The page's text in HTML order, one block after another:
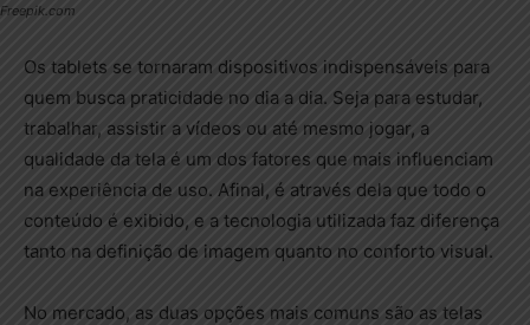
Freepik.com
Os tablets se tornaram dispositivos indispensáveis para
quem busca praticidade no dia a dia. Seja para estudar,
trabalhar, assistir a vídeos ou até mesmo jogar, a
qualidade da tela é um dos fatores que mais influenciam
na experiência de uso. Afinal, é através dela que todo o
conteúdo é exibido, e a tecnologia utilizada faz diferença
tanto na definição de imagem quanto no conforto visual.
No mercado, as duas opções mais comuns são as telas